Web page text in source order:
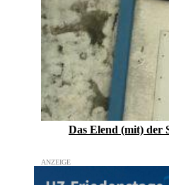
Das Elend (mit) der